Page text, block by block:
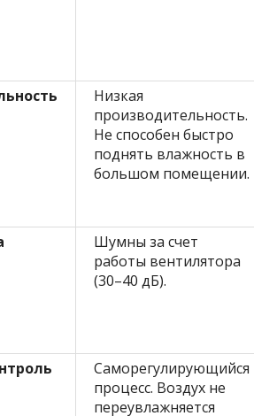
Низкая
производительность.
Не способен быстро
поднять влажность в
большом помещении.
Шумны за счет
работы вентилятора
(30–40 дБ).
Саморегулирующийся
процесс. Воздух не
переувлажняется